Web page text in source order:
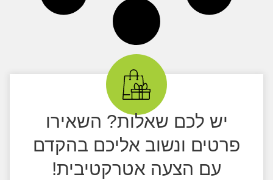
יש לכם שאלות? השאירו
פרטים ונשוב אליכם בהקדם
עם הצעה אטרקטיבית!